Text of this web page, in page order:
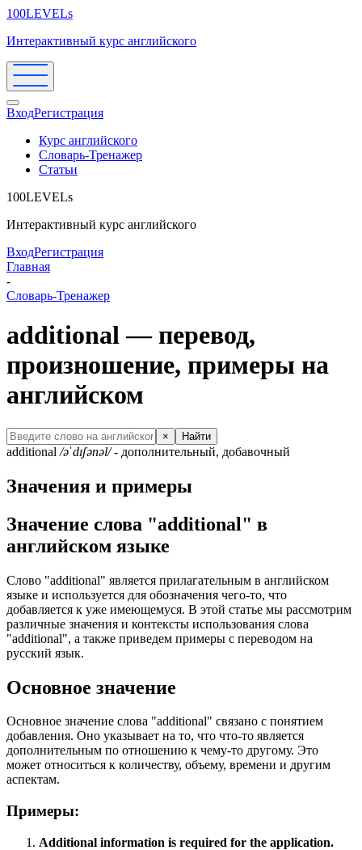
100LEVELs
Интерактивный курс английского
ВходРегистрация
Курс английского
Словарь-Тренажер
Статьи
100LEVELs
Интерактивный курс английского
ВходРегистрация
Главная
-
Словарь-Тренажер
additional — перевод,
произношение, примеры на
английском
× Найти
additional /əˈdɪʃənəl/- дополнительный, добавочный
Значения и примеры
Значение слова "additional" в
английском языке
Слово "additional" является прилагательным в английском
языке и используется для обозначения чего-то, что
добавляется к уже имеющемуся. В этой статье мы рассмотрим
различные значения и контексты использования слова
"additional", а также приведем примеры с переводом на
русский язык.
Основное значение
Основное значение слова "additional" связано с понятием
добавления. Оно указывает на то, что что-то является
дополнительным по отношению к чему-то другому. Это
может относиться к количеству, объему, времени и другим
аспектам.
Примеры:
Additional information is required for the application.